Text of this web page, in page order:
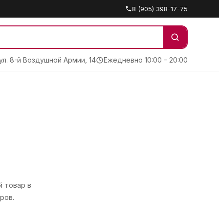
8 (905) 398-17-75
8-й Воздушной Армии, 14 Ежедневно 10:00 – 20:00
товар в